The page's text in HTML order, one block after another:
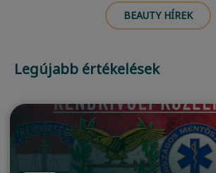
BEAUTY HÍREK
Legújabb értékelések